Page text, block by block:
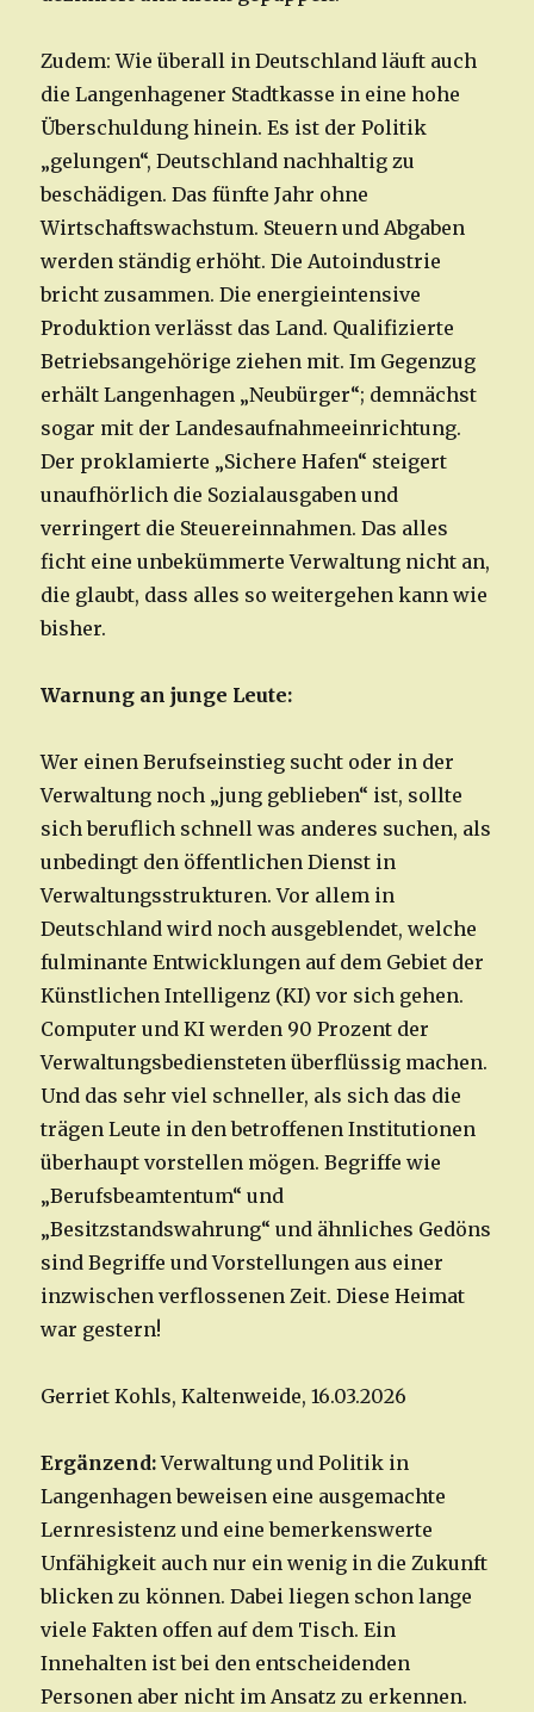
Zudem: Wie überall in Deutschland läuft auch
die Langenhagener Stadtkasse in eine hohe
Überschuldung hinein. Es ist der Politik
„gelungen“, Deutschland nachhaltig zu
beschädigen. Das fünfte Jahr ohne
Wirtschaftswachstum. Steuern und Abgaben
werden ständig erhöht. Die Autoindustrie
bricht zusammen. Die energieintensive
Produktion verlässt das Land. Qualifizierte
Betriebsangehörige ziehen mit. Im Gegenzug
erhält Langenhagen „Neubürger“; demnächst
sogar mit der Landesaufnahmeeinrichtung.
Der proklamierte „Sichere Hafen“ steigert
unaufhörlich die Sozialausgaben und
verringert die Steuereinnahmen. Das alles
ficht eine unbekümmerte Verwaltung nicht an,
die glaubt, dass alles so weitergehen kann wie
bisher.
Warnung an junge Leute:
Wer einen Berufseinstieg sucht oder in der
Verwaltung noch „jung geblieben“ ist, sollte
sich beruflich schnell was anderes suchen, als
unbedingt den öffentlichen Dienst in
Verwaltungsstrukturen. Vor allem in
Deutschland wird noch ausgeblendet, welche
fulminante Entwicklungen auf dem Gebiet der
Künstlichen Intelligenz (KI) vor sich gehen.
Computer und KI werden 90 Prozent der
Verwaltungsbediensteten überflüssig machen.
Und das sehr viel schneller, als sich das die
trägen Leute in den betroffenen Institutionen
überhaupt vorstellen mögen. Begriffe wie
„Berufsbeamtentum“ und
„Besitzstandswahrung“ und ähnliches Gedöns
sind Begriffe und Vorstellungen aus einer
inzwischen verflossenen Zeit. Diese Heimat
war gestern!
Gerriet Kohls, Kaltenweide, 16.03.2026
Ergänzend:Verwaltung und Politik in
Langenhagen beweisen eine ausgemachte
Lernresistenz und eine bemerkenswerte
Unfähigkeit auch nur ein wenig in die Zukunft
blicken zu können. Dabei liegen schon lange
viele Fakten offen auf dem Tisch. Ein
Innehalten ist bei den entscheidenden
Personen aber nicht im Ansatz zu erkennen.